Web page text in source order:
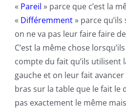
« Pareil » parce que c’est la
« Différemment» parce
on ne va pas leur faire faire
C’est la même chose
compte du fait qu’ils utilisent
gauche et on leur fait
bras sur la table que le fait le
pas exactement le même